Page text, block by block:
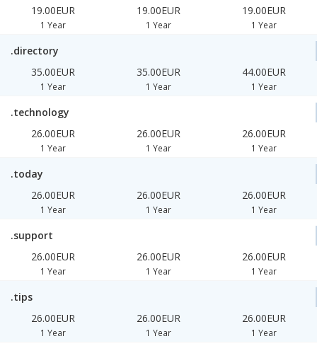
19.00EUR
1 Year
19.00EUR
1 Year
19.00EUR
1 Year
.directory
35.00EUR
1 Year
35.00EUR
1 Year
44.00EUR
1 Year
.technology
26.00EUR
1 Year
26.00EUR
1 Year
26.00EUR
1 Year
.today
26.00EUR
1 Year
26.00EUR
1 Year
26.00EUR
1 Year
.support
26.00EUR
1 Year
26.00EUR
1 Year
26.00EUR
1 Year
.tips
26.00EUR
1 Year
26.00EUR
1 Year
26.00EUR
1 Year